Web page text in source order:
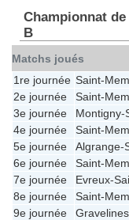
Championnat de
B
Matchs joués
1re journée Saint-
2e journée
Saint-
3e journée
Montigny-
4e journée
Saint-
5e journée
Algrange-
6e journée
Saint-
7e journée
Evreux-
8e journée
Saint-
9e journée
Gravelines